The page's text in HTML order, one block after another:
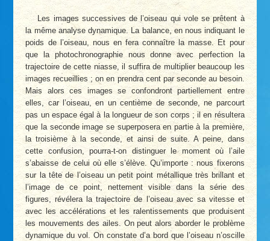
Les images successives de l’oiseau qui vole se prêtent à
la même analyse dynamique. La balance, en nous indiquant le
poids de l’oiseau, nous en fera connaître la masse. Et pour
que la photochronographie nous donne avec perfection la
trajectoire de cette niasse, il suffira de multiplier beaucoup les
images recueillies ; on en prendra cent par seconde au besoin.
Mais alors ces images se confondront partiellement entre
elles, car l’oiseau, en un centième de seconde, ne parcourt
pas un espace égal à la longueur de son corps ; il en résultera
que la seconde image se superposera en partie à la première,
la troisième à la seconde, et ainsi de suite. A peine, dans
cette confusion, pourra-t-on distinguer le moment où l’aile
s’abaisse de celui où elle s’élève. Qu’importe : nous fixerons
sur la tête de l’oiseau un petit point métallique très brillant et
l’image de ce point, nettement visible dans la série des
figures, révélera la trajectoire de l’oiseau avec sa vitesse et
avec les accélérations et les ralentissements que produisent
les mouvements des ailes. On peut alors aborder le problème
dynamique du vol. On constate d’a bord que l’oiseau n’oscille